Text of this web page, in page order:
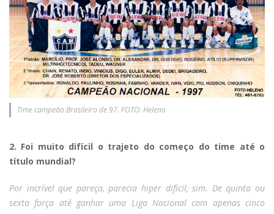
Time campeão Brasileiro de 97. FOTO: Heleno
2. Foi muito difícil o trajeto do começo do time até o
título mundial?
Por incrível que pareça, parecia hiper difícil, sim. De quinta ou
sexta força até ganhar uma Liga Nacional com apenas cinco